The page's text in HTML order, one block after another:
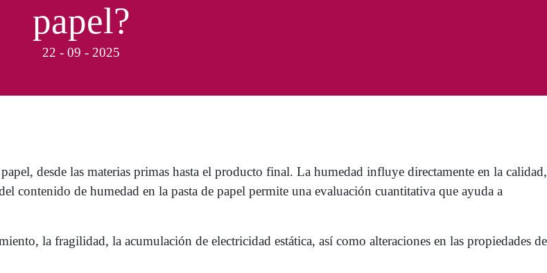
papel?
22 - 09 - 2025
desde las materias primas hasta el producto final. La humedad influye directamente en la calidad,
contenido de humedad en la pasta de papel permite una evaluación cuantitativa que ayuda a
la fragilidad, la acumulación de electricidad estática, así como alteraciones en las propiedades de